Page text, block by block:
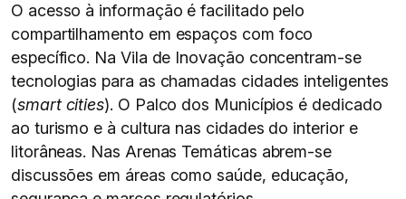
O acesso à informação é facilitado pelo
compartilhamento em espaços com foco
específico. Na Vila de Inovação concentram-se
tecnologias para as chamadas cidades inteligentes
(smart cities). O Palco dos Municípios é dedicado
ao turismo e à cultura nas cidades do interior e
litorâneas. Nas Arenas Temáticas abrem-se
discussões em áreas como saúde, educação,